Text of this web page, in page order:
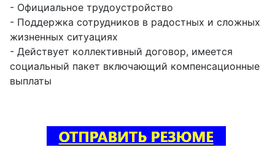
- Официальное трудоустройство
- Поддержка сотрудников в радостных и сложных
жизненных ситуациях
- Действует коллективный договор, имеется
социальный пакет включающий компенсационные
выплаты